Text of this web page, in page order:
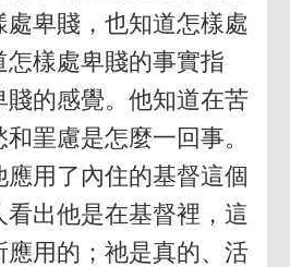
卑賤，也知道怎樣處
樣處卑賤的事實指
賤的感覺。他知道在苦
罣慮是怎麼一回事。
用了內住的基督這個
出他是在基督裡，這
應用的；祂是真的、活